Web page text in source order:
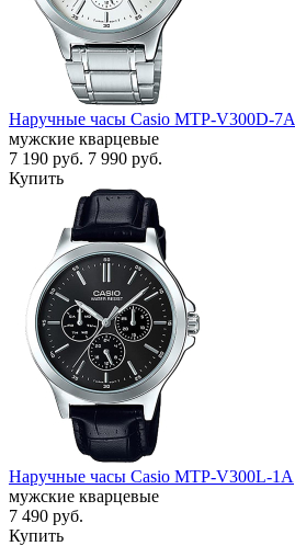
Наручные часы Casio MTP-V300D-7A
мужские кварцевые
7 190 руб. 7 990 руб.
Купить
Наручные часы Casio MTP-V300L-1A
мужские кварцевые
7 490 руб.
Купить